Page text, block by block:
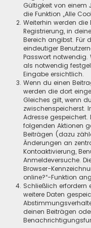
Gültigkeit von einem
die Funktion „Alle
Weiterhin werden
Registrierung, in
Bereich angibst. Für
eindeutiger
Passwort notwendig.
als notwendig
Eingabe ersichtlich.
Wenn du einen
werden die dort
Gleiches gilt, wenn
zwischenspeicherst.
Adresse gespeichert.
folgenden Aktionen
Beiträgen (dazu
Änderungen an
Kontoaktivierung,
Anmeldeversuche.
Browser-
online?“-Funktion
Schließlich erfordern
weitere Daten
deinen Beiträgen